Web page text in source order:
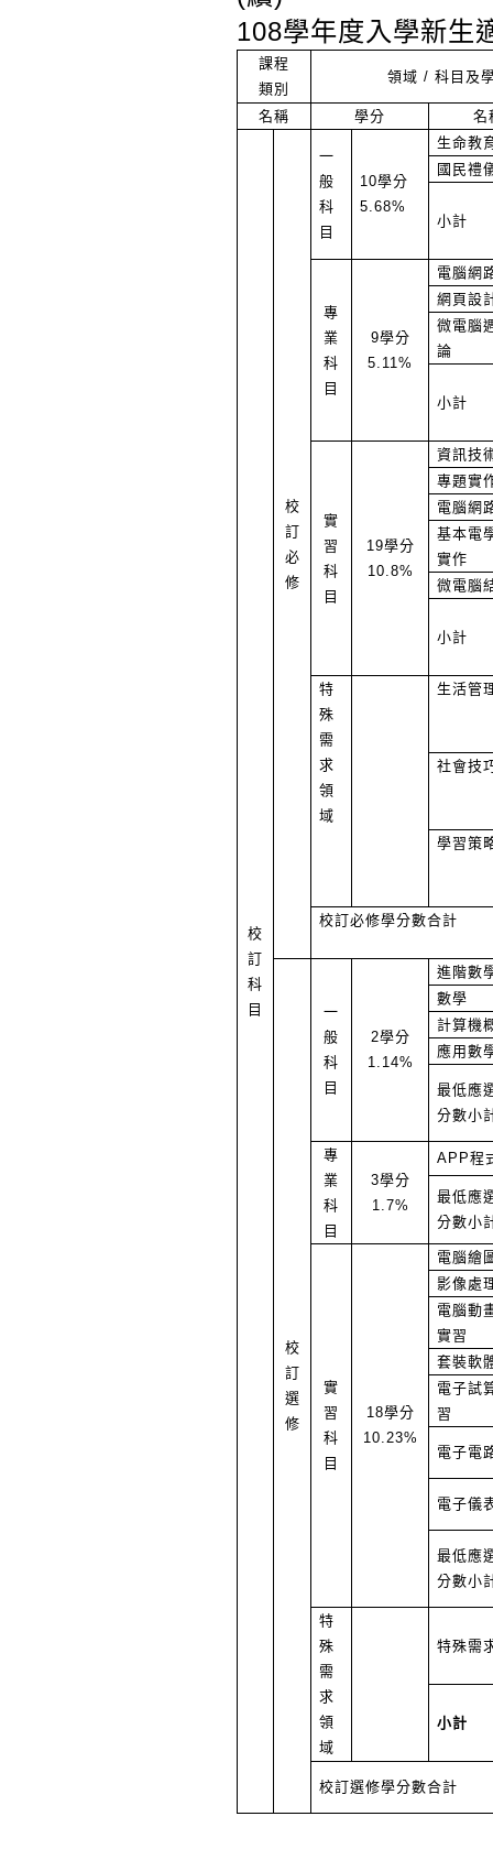
108學年度入學新生
課程
類別
領域 / 科目及
名稱 學分 名
校
訂
科
目
校
訂
必
修
一
般
科
目
10學分
5.68%
生命教
國民禮
小計
專
業
科
目
9學分
5.11%
電腦網
網頁設
微電腦
論
小計
實
習
科
目
19學分
10.8%
資訊技
專題實
電腦網
基本電
實作
微電腦
小計
特
殊
需
求
領
域
生活管
社會技
學習策
校訂必修學分數合計
校
訂
選
修
一
般
科
目
2學分
1.14%
進階數
數學
計算機
應用數
最低應
分數小
專
業
科
目
3學分
1.7%
APP程
最低應
分數小
實
習
科
目
18學分
10.23%
電腦繪
影像處
電腦動
實習
套裝軟
電子試
習
電子電
電子儀
最低應
分數小
特
殊
需
求
領
域
特殊需
小計
校訂選修學分數合計